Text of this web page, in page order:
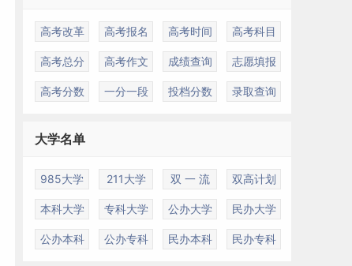
高考改革 高考报名 高考时间 高考科目
高考总分 高考作文 成绩查询 志愿填报
高考分数 一分一段 投档分数 录取查询
大学名单
985大学 211大学 双 一 流 双高计划
本科大学 专科大学 公办大学 民办大学
公办本科 公办专科 民办本科 民办专科